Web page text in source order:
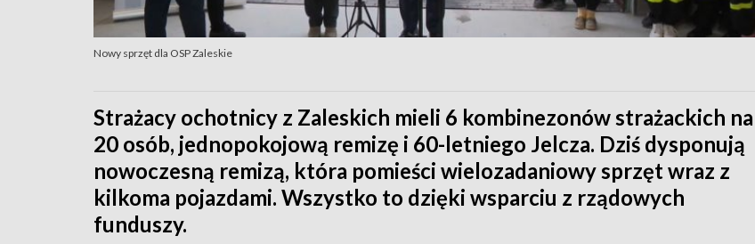
Nowy sprzęt dla OSP Zaleskie
Strażacy ochotnicy z Zaleskich mieli 6 kombinezonów strażackich na
20 osób, jednopokojową remizę i 60-letniego Jelcza. Dziś dysponują
nowoczesną remizą, która pomieści wielozadaniowy sprzęt wraz z
kilkoma pojazdami. Wszystko to dzięki wsparciu z rządowych
funduszy.